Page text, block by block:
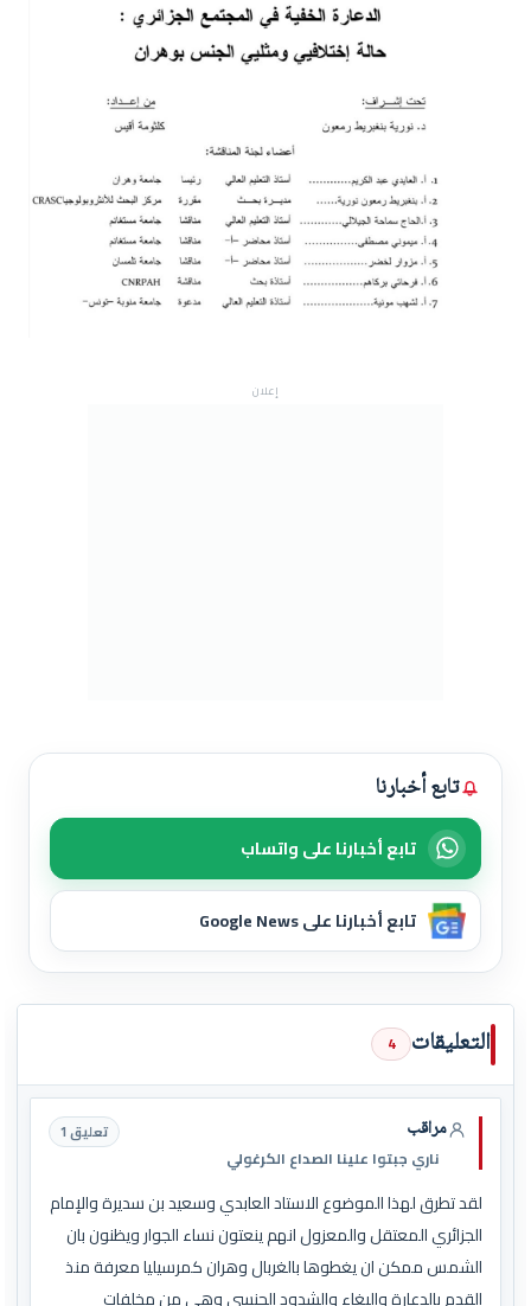
إعلان
تابع أخبارنا
تابع أخبارنا على واتساب
تابع أخبارنا على Google News
التعليقات 4
مراقب
ناري جبتوا علينا الصداع الكرغولي
تعليق 1
لقد تطرق لهذا الموضوع الاستاد العابدي وسعيد بن سديرة والإمام
الجزائري المعتقل والمعزول انهم ينعتون نساء الجوار ويظنون بان
الشمس ممكن ان يغطوها بالغربال وهران كمرسيليا معرفة منذ
القدم بالدعارة والبغاء والشدود الجنسي وهي من مخلفات